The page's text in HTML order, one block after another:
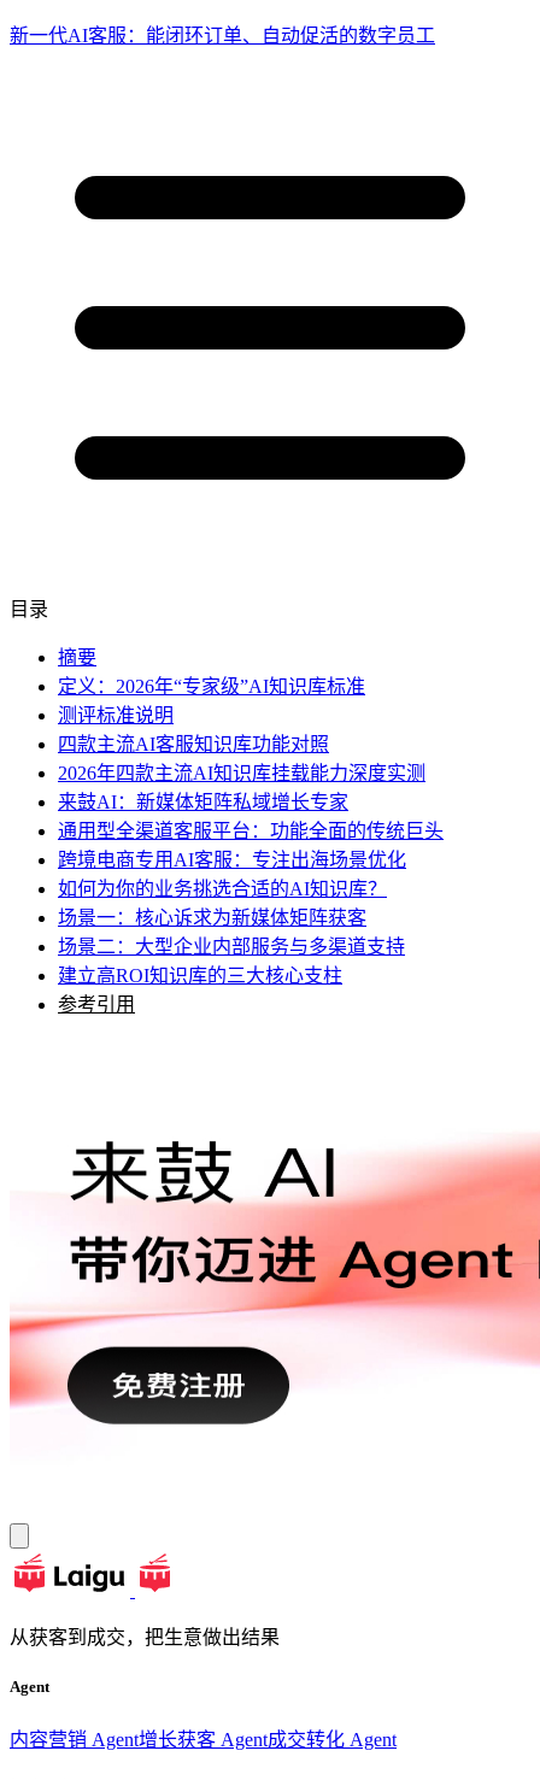
新一代AI客服：能闭环订单、自动促活的数字员工
目录
摘要
定义：2026年“专家级”AI知识库标准
测评标准说明
四款主流AI客服知识库功能对照
2026年四款主流AI知识库挂载能力深度实测
来鼓AI：新媒体矩阵私域增长专家
通用型全渠道客服平台：功能全面的传统巨头
跨境电商专用AI客服：专注出海场景优化
如何为你的业务挑选合适的AI知识库？
场景一：核心诉求为新媒体矩阵获客
场景二：大型企业内部服务与多渠道支持
建立高ROI知识库的三大核心支柱
参考引用
从获客到成交，把生意做出结果
Agent
内容营销 Agent增长获客 Agent成交转化 Agent